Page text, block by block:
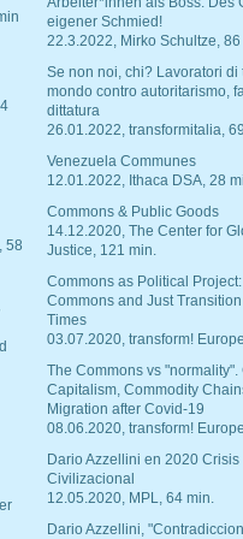
58
eigener Schmied!
22.3.2022, Mirko Schultze, 86
Se non noi, chi? Lavoratori di
mondo contro autoritarismo,
dittatura
26.01.2022, transformitalia,
Venezuela Communes
12.01.2022, Ithaca DSA, 28
Commons & Public Goods
14.12.2020, The Center for
Justice, 121 min.
Commons as Political Project:
Commons and Just
Times
03.07.2020, transform!
The Commons vs "normality".
Capitalism, Commodity
Migration after Covid-19
08.06.2020, transform!
Dario Azzellini en 2020 Crisis
Civilizacional
12.05.2020, MPL, 64 min.
Dario Azzellini,